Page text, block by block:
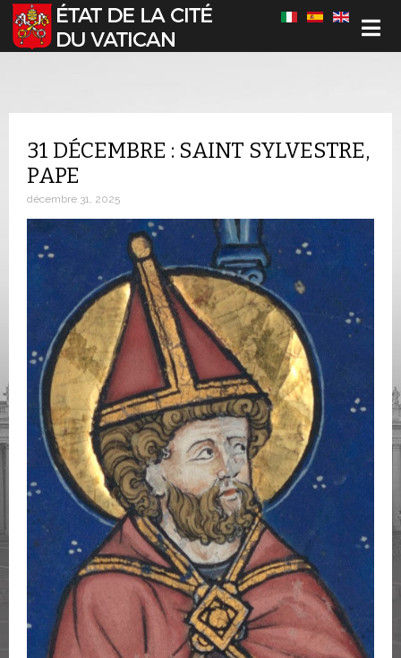
Sélectionnez votre langue
31 DÉCEMBRE : SAINT SYLVESTRE,
PAPE
décembre 31, 2025